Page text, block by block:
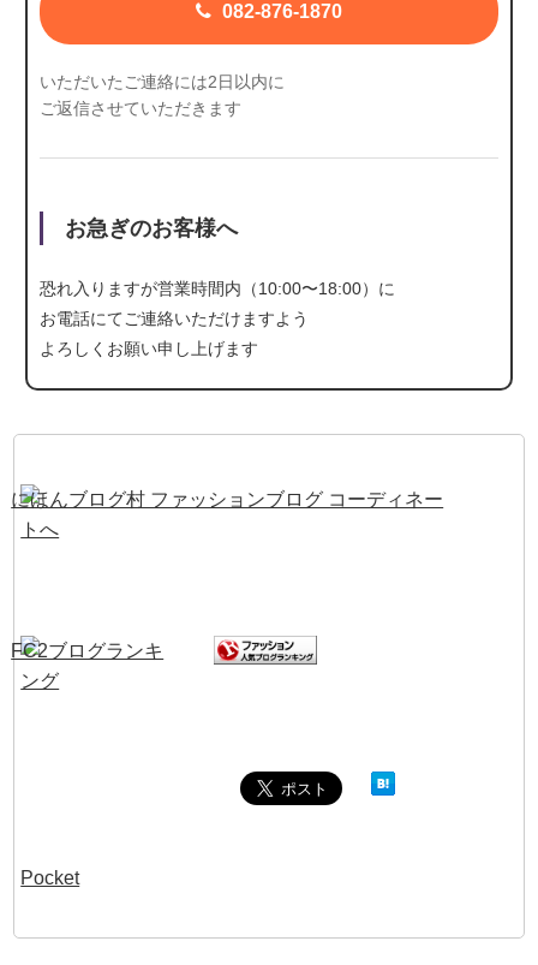
082-876-1870
いただいたご連絡には2日以内に
ご返信させていただきます
お急ぎのお客様へ
恐れ入りますが営業時間内（10:00〜18:00）に
お電話にてご連絡いただけますよう
よろしくお願い申し上げます
Pocket